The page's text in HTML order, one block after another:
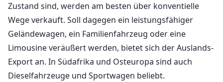
Zustand sind, werden am besten über konventielle
Wege verkauft. Soll dagegen ein leistungsfähiger
Geländewagen, ein Familienfahrzeug oder eine
Limousine veräußert werden, bietet sich der Auslands-
Export an. In Südafrika und Osteuropa sind auch
Dieselfahrzeuge und Sportwagen beliebt.